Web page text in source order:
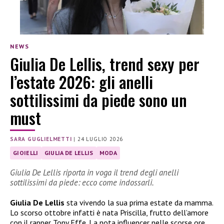
NEWS
Giulia De Lellis, trend sexy per
l’estate 2026: gli anelli
sottilissimi da piede sono un
must
SARA GUGLIELMETTI | 24 LUGLIO 2026
GIOIELLI GIULIA DE LELLIS MODA
Giulia De Lellis riporta in voga il trend degli anelli
sottilissimi da piede: ecco come indossarli.
Giulia De Lellis sta vivendo la sua prima estate da mamma.
Lo scorso ottobre infatti è nata Priscilla, frutto dell’amore